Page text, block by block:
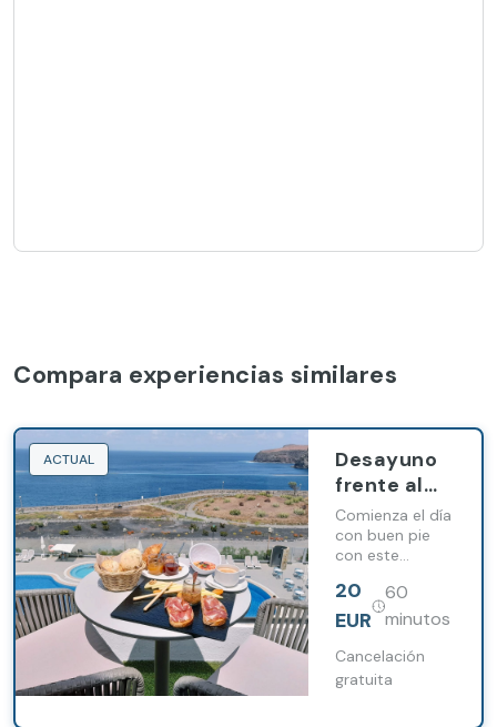
Compara experiencias similares
ACTUAL
Desayuno
frente al
mar en
Occidental
Roca Negra
Comienza el día
con buen pie
con este
desayuno en tu
habitación en
Roca Negra
20
EUR
60
minutos
Cancelación
gratuita